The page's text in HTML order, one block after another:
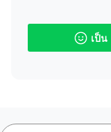
เป็น